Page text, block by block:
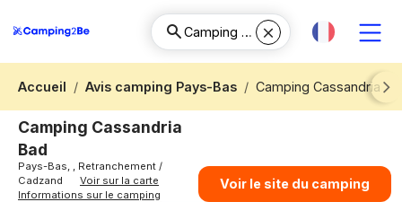
Accueil Avis camping Pays-Bas
Camping Cassandria
Next
Camping Cassandria
Bad
Pays-Bas, , Retranchement /
Cadzand
Voir sur la carte
Informations sur le camping
Voir le site du camping